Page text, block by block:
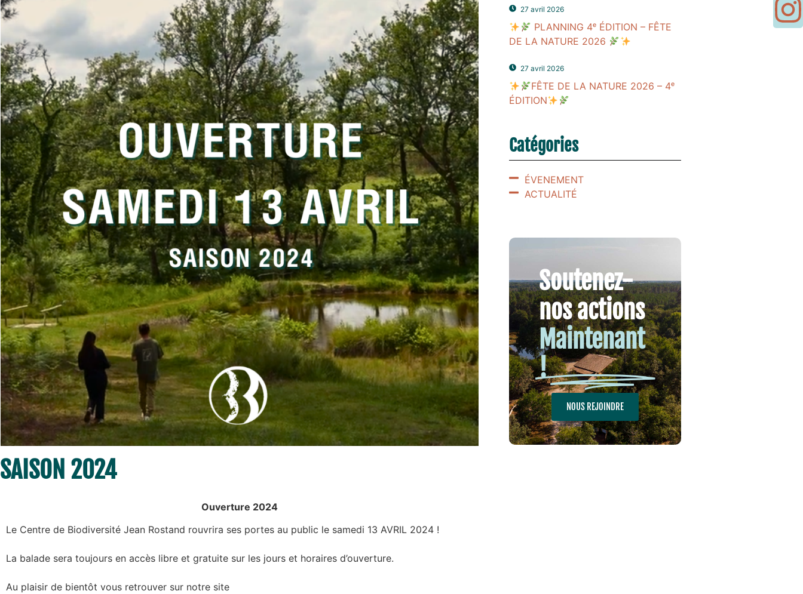
SAISON 2024
Ouverture 2024
Le Centre de Biodiversité Jean Rostand rouvrira ses portes au public le samedi 13 AVRIL 2024 !
La balade sera toujours en accès libre et gratuite sur les jours et horaires d’ouverture.
Au plaisir de bientôt vous retrouver sur notre site
27 avril 2026
PLANNING 4ᵉ ÉDITION – FÊTE
DE LA NATURE 2026
27 avril 2026
FÊTE DE LA NATURE 2026 – 4ᵉ
ÉDITION
Catégories
ÉVENEMENT
ACTUALITÉ
Soutenez-
nos actions
Maintenant
!
NOUS REJOINDRE